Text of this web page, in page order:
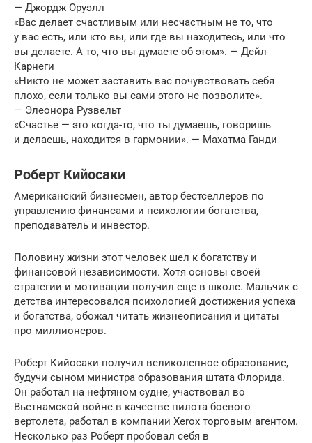
— Джордж Оруэлл
«Вас делает счастливым или несчастным не то, что
у вас есть, или кто вы, или где вы находитесь, или что
вы делаете. А то, что вы думаете об этом». — Дейл
Карнеги
«Никто не может заставить вас почувствовать себя
плохо, если только вы сами этого не позволите».
— Элеонора Рузвельт
«Счастье — это когда-то, что ты думаешь, говоришь
и делаешь, находится в гармонии». — Махатма Ганди
Роберт Кийосаки
Американский бизнесмен, автор бестселлеров по
управлению финансами и психологии богатства,
преподаватель и инвестор.
Половину жизни этот человек шел к богатству и
финансовой независимости. Хотя основы своей
стратегии и мотивации получил еще в школе. Мальчик с
детства интересовался психологией достижения успеха
и богатства, обожал читать жизнеописания и цитаты
про миллионеров.
Роберт Кийосаки получил великолепное образование,
будучи сыном министра образования штата Флорида.
Он работал на нефтяном судне, участвовал во
Вьетнамской войне в качестве пилота боевого
вертолета, работал в компании Xerox торговым агентом.
Несколько раз Роберт пробовал себя в